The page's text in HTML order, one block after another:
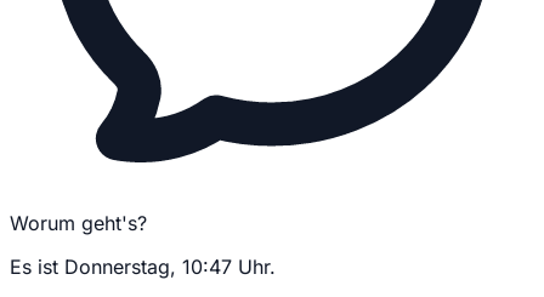
Worum geht's?
Es ist Donnerstag, 10:47 Uhr.